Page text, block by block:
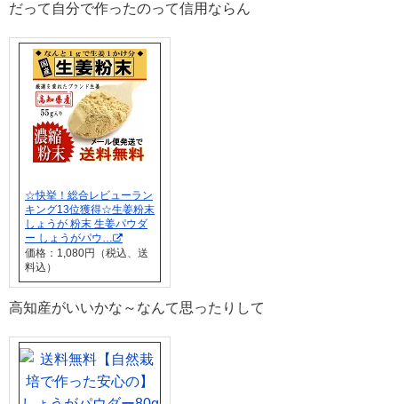
だって自分で作ったのって信用ならん
☆快挙！総合レビューラン
キング13位獲得☆生姜粉末
しょうが 粉末 生姜パウダ
ー しょうがパウ…
価格：1,080円（税込、送
料込）
高知産がいいかな～なんて思ったりして